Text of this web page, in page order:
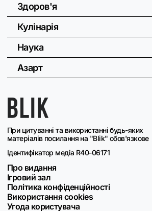
При цитуванні та використанні будь-яких
матеріалів посилання на "Blik" обов'язкове
Ідентифікатор медіа R40-06171
Про видання
Ігровий зал
Політика конфіденційності
Використання cookies
Угода користувача
Здоров'я
Кулінарія
Наука
Азарт